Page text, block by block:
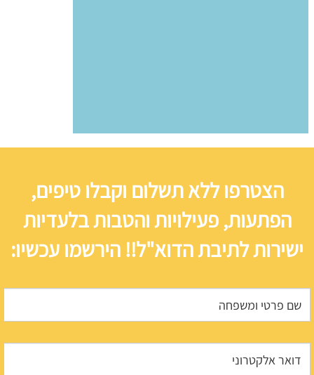
הצטרפו ללא תשלום וקבלו טיפים,
הפתעות, פעילויות והטבות בלעדיות
ישירות לתיבת הדוא"ל!! הירשמו עכשיו: